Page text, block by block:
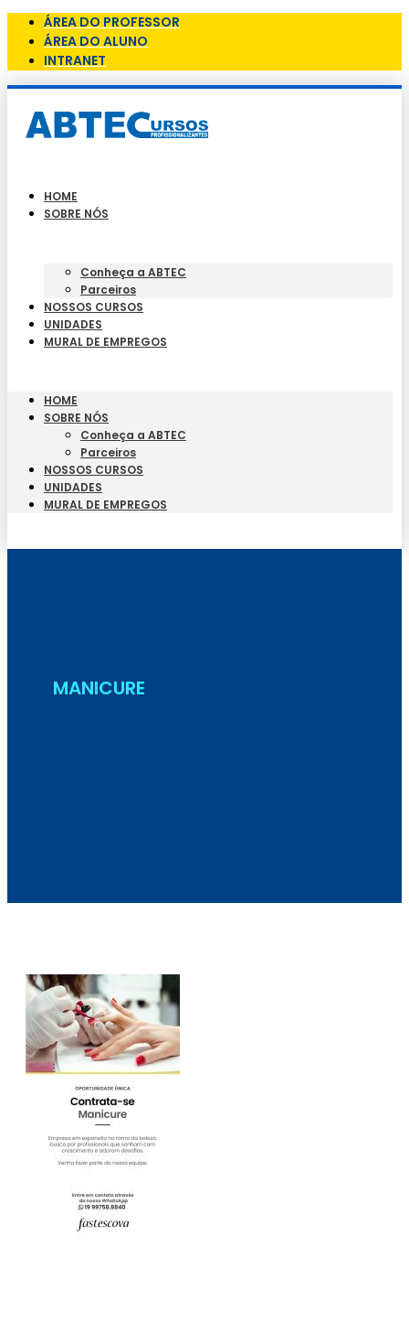
ÁREA DO PROFESSOR
ÁREA DO ALUNO
INTRANET
HOME
SOBRE NÓS
Conheça a ABTEC
Parceiros
NOSSOS CURSOS
UNIDADES
MURAL DE EMPREGOS
HOME
SOBRE NÓS
Conheça a ABTEC
Parceiros
NOSSOS CURSOS
UNIDADES
MURAL DE EMPREGOS
MANICURE